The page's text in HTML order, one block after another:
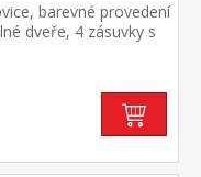
barevné provedení
dveře, 4 zásuvky s
části 2 prosklené